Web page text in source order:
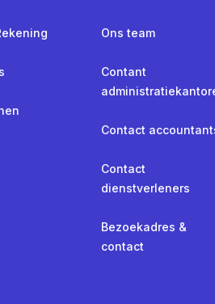
Ons team
Contant
Contact
Contact
dienstverleners
Bezoekadres &
contact